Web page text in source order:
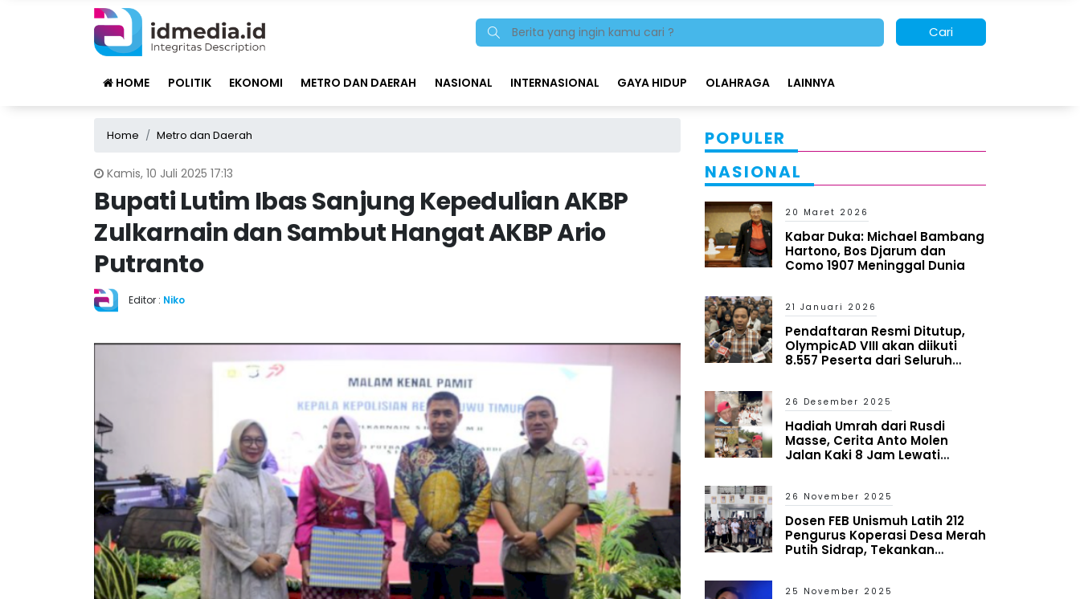
Cari
HOME POLITIK EKONOMI METRO DAN DAERAH NASIONAL INTERNASIONAL GAYA HIDUP OLAHRAGA LAINNYA
Home Metro dan Daerah
Kamis, 10 Juli 2025 17:13
Bupati Lutim Ibas Sanjung Kepedulian AKBP
Zulkarnain dan Sambut Hangat AKBP Ario
Putranto
Editor : Niko
POPULER
NASIONAL
20 Maret 2026
Kabar Duka: Michael Bambang
Hartono, Bos Djarum dan
Como 1907 Meninggal Dunia
21 Januari 2026
Pendaftaran Resmi Ditutup,
OlympicAD VIII akan diikuti
8.557 Peserta dari Seluruh
26 Desember 2025
Hadiah Umrah dari Rusdi
Masse, Cerita Anto Molen
Jalan Kaki 8 Jam Lewati
26 November 2025
Dosen FEB Unismuh Latih 212
Pengurus Koperasi Desa Merah
Putih Sidrap, Tekankan
25 November 2025